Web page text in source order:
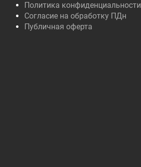
Политика конфиденциальности
Согласие на обработку ПДн
Публичная оферта